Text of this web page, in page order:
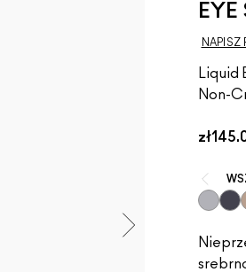
NAPISZ
Liquid
Non-